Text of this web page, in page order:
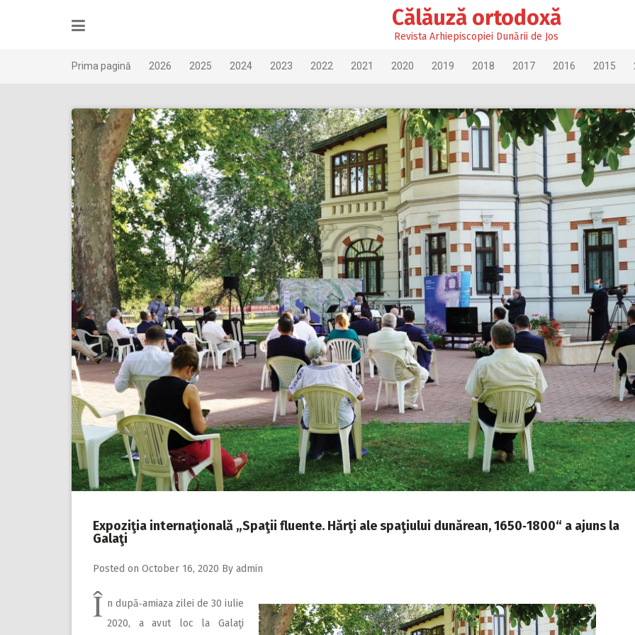
Călăuză ortodoxă
Revista Arhiepiscopiei Dunării de Jos
Prima pagină 2026 2025 2024 2023 2022 2021 2020 2019 2018 2017 2016 2015
Expoziţia internaţională „Spaţii fluente. Hărţi ale spaţiului dunărean, 1650‑1800“ a ajuns la
Galaţi
Posted on October 16, 2020 By admin
Î n după‑amiaza zilei de 30 iulie
2020, a avut loc la Galaţi